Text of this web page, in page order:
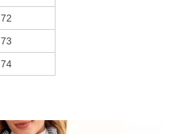
72
73
74